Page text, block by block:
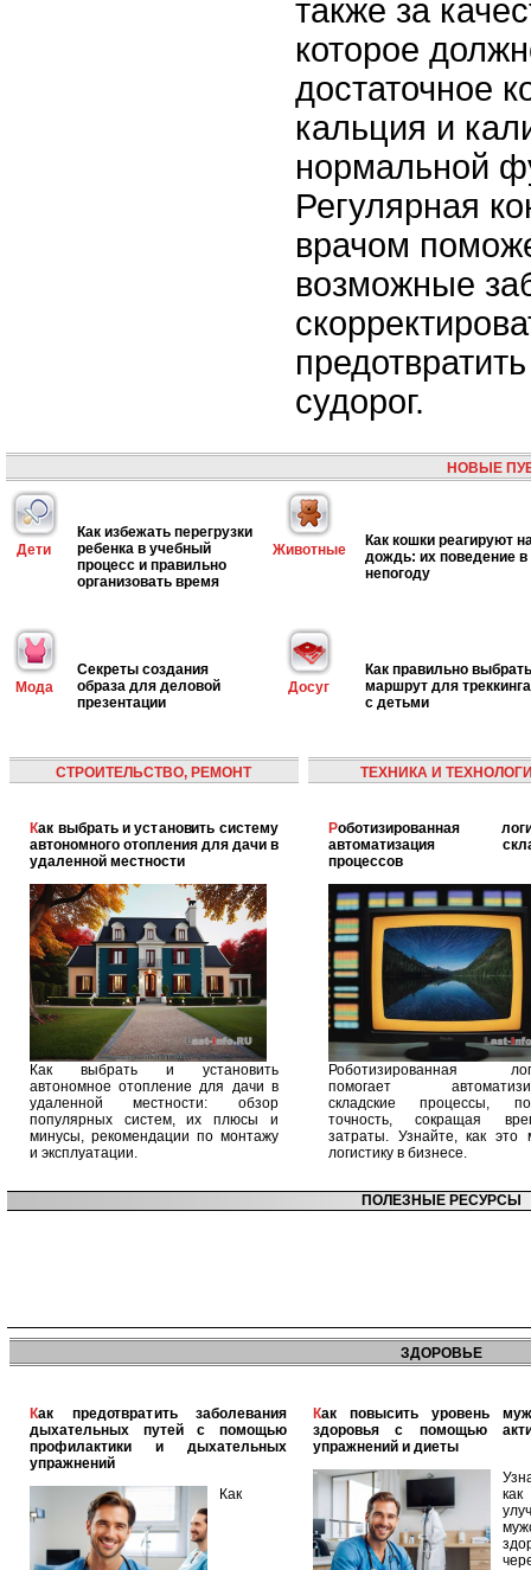
также за
которое
достаточное
кальция и
нормальной
Регулярная
врачом
возможные
судорог.
НОВЫЕ
Дети
Как избежать перегрузки
ребенка в учебный
процесс и правильно
организовать время
Животные
Как кошки реагируют
дождь: их поведение в
непогоду
Мода
Секреты создания
образа для деловой
презентации
Досуг
Как правильно выбрать
маршрут для треккинга
с детьми
СТРОИТЕЛЬСТВО, РЕМОНТ
Как выбрать и установить систему
автономного отопления для дачи в
удаленной местности
Как выбрать и установить
автономное отопление для дачи в
удаленной местности: обзор
популярных систем, их плюсы и
минусы, рекомендации по монтажу
и эксплуатации.
ТЕХНИКА И
Роботизированная логистика:
автоматизация
процессов
Роботизированная
помогает
складские процессы,
точность, сокращая
затраты. Узнайте, как это
логистику в бизнесе.
ПОЛЕЗНЫЕ РЕСУРСЫ
ЗДОРОВЬЕ
Как предотвратить заболевания
дыхательных путей с помощью
профилактики и дыхательных
упражнений
Как
Как повысить уровень мужского
здоровья с помощью
упражнений и диеты
как